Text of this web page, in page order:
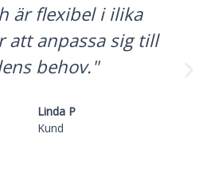
är flexibel i ilika
att anpassa sig till
behov."
Linda P
Kund